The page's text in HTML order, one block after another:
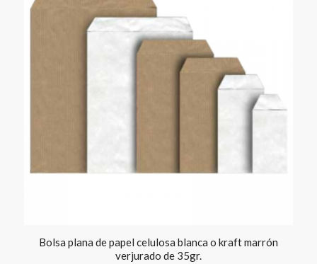
Bolsa plana de papel celulosa blanca o kraft marrón
verjurado de 35gr.